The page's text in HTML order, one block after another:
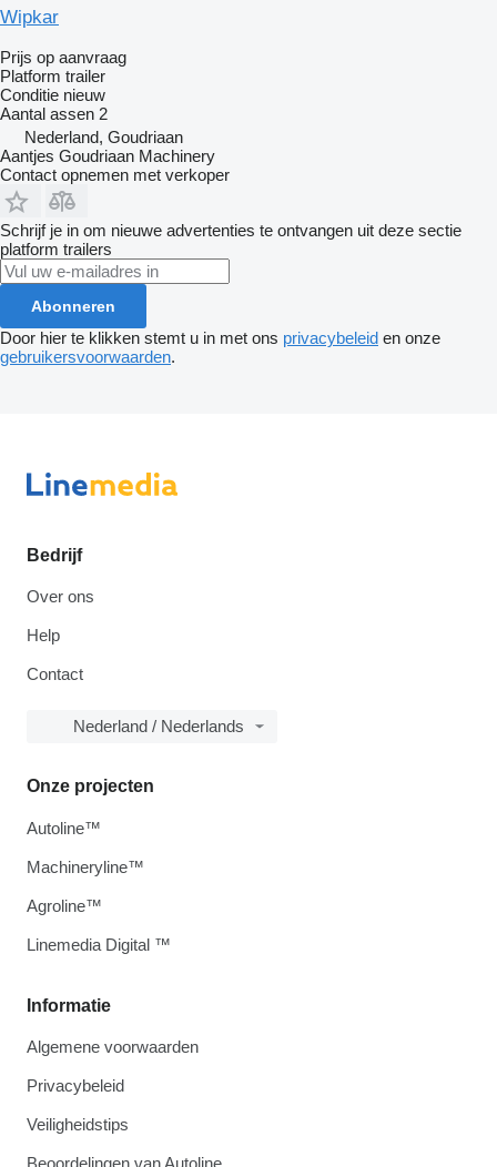
Wipkar
Prijs op aanvraag
Platform trailer
Conditie nieuw
Aantal assen 2
Nederland, Goudriaan
Aantjes Goudriaan Machinery
Contact opnemen met verkoper
Schrijf je in om nieuwe advertenties te ontvangen uit deze sectie
platform trailers
Abonneren
Door hier te klikken stemt u in met ons privacybeleid en onze
gebruikersvoorwaarden.
Bedrijf
Over ons
Help
Contact
Nederland / Nederlands
Informatie
Algemene voorwaarden
Privacybeleid
Veiligheidstips
Beoordelingen van Autoline
Onze projecten
Autoline™
Machineryline™
Agroline™
Linemedia Digital ™